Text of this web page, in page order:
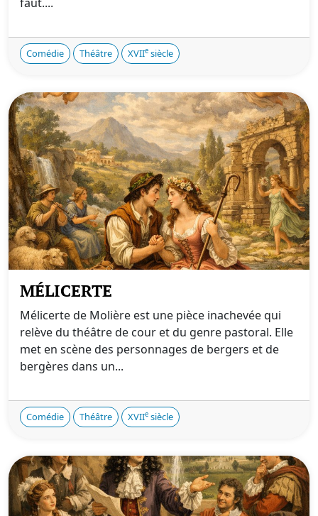
Comédie Théâtre XVIIe siècle
MÉLICERTE
Mélicerte de Molière est une pièce inachevée qui
relève du théâtre de cour et du genre pastoral. Elle
met en scène des personnages de bergers et de
bergères dans un...
Comédie Théâtre XVIIe siècle